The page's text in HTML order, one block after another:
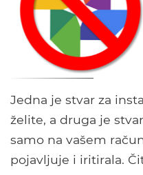
Jedna je stvar za
želite, a druga je
samo na vašem
pojavljuje i iritirala.